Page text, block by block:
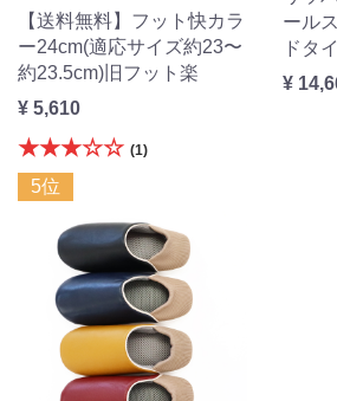
【送料無料】フット快カラ
ー24cm(適応サイズ約23〜
約23.5cm)旧フット楽
¥ 5,610
★★★☆☆ (1)
ール
ドタ
¥
5位